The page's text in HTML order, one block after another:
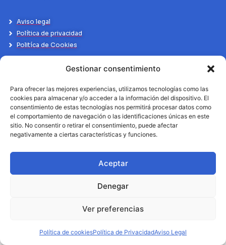
Gestionar consentimiento
Para ofrecer las mejores experiencias, utilizamos tecnologías como las
cookies para almacenar y/o acceder a la información del dispositivo. El
consentimiento de estas tecnologías nos permitirá procesar datos como
el comportamiento de navegación o las identificaciones únicas en este
sitio. No consentir o retirar el consentimiento, puede afectar
negativamente a ciertas características y funciones.
Aceptar
Denegar
Ver preferencias
Política de cookiesPolítica de PrivacidadAviso Legal
Aviso legal
Política de privacidad
Politíca de Cookies